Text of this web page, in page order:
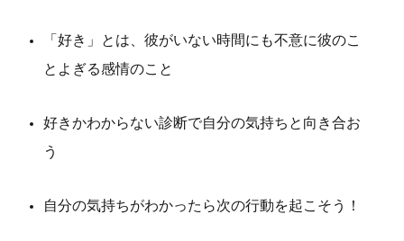
「好き」とは、彼がいない時間にも不意に彼のこ
とよぎる感情のこと
好きかわからない診断で自分の気持ちと向き合お
う
自分の気持ちがわかったら次の行動を起こそう！